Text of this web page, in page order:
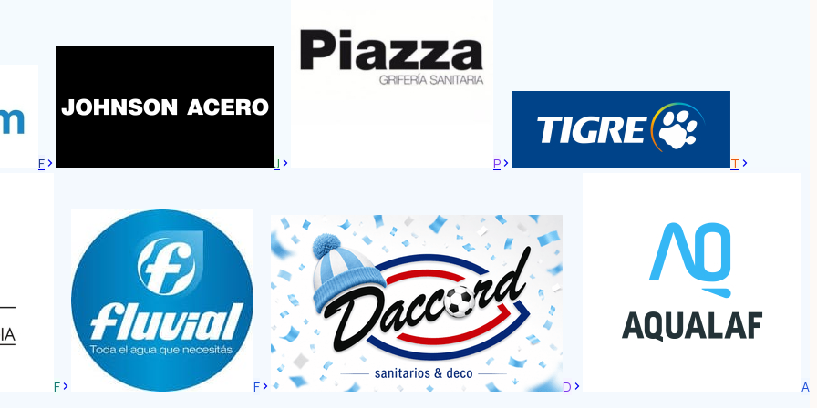
F J P T
F F D A